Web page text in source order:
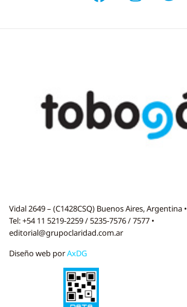
Vidal 2649 – (C1428CSQ) Buenos Aires, Argentina •
Tel: +54 11 5219-2259 / 5235-7576 / 7577 •
editorial@grupoclaridad.com.ar
Diseño web porAxDG